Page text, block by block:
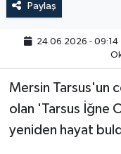
Paylaş
24.06.2026 - 09:14
Mersin Tarsus'un
olan 'Tarsus İğne
yeniden hayat